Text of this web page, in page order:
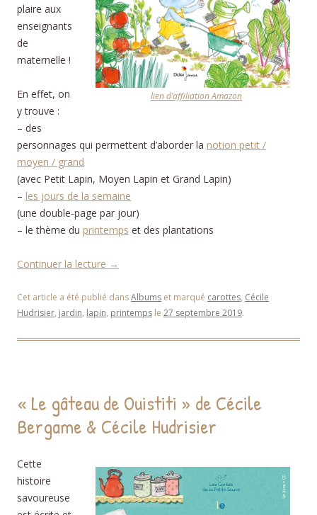
lien d’affiliation Amazon
plaire aux
enseignants
de
maternelle !
En effet, on
y trouve :
– des
personnages qui permettent d’aborder la notion petit /
moyen / grand
(avec Petit Lapin, Moyen Lapin et Grand Lapin)
– les jours de la semaine
(une double-page par jour)
– le thème du printemps et des plantations
Continuer la lecture →
Cet article a été publié dansAlbums et marqué carottes, Cécile
Hudrisier, jardin, lapin, printemps le 27 septembre 2019.
« Le gâteau de Ouistiti » de Cécile
Bergame & Cécile Hudrisier
Cette
histoire
savoureuse